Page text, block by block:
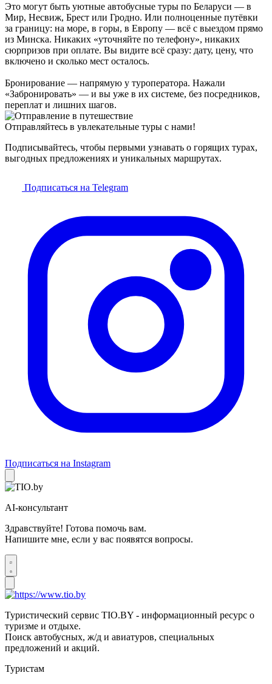
Это могут быть уютные автобусные туры по Беларуси — в
Мир, Несвиж, Брест или Гродно. Или полноценные путёвки
за границу: на море, в горы, в Европу — всё с выездом прямо
из Минска. Никаких «уточняйте по телефону», никаких
сюрпризов при оплате. Вы видите всё сразу: дату, цену, что
включено и сколько мест осталось.
Бронирование — напрямую у туроператора. Нажали
«Забронировать» — и вы уже в их системе, без посредников,
переплат и лишних шагов.
Отправляйтесь в увлекательные туры с нами!
Подписывайтесь, чтобы первыми узнавать о горящих турах,
выгодных предложениях и уникальных маршрутах.
Подписаться на Telegram
Подписаться на Instagram
AI-консультант
Здравствуйте! Готова помочь вам.
Напишите мне, если у вас появятся вопросы.
Туристический сервис TIO.BY - информационный ресурс о
туризме и отдыхе.
Поиск автобусных, ж/д и авиатуров, специальных
предложений и акций.
Туристам